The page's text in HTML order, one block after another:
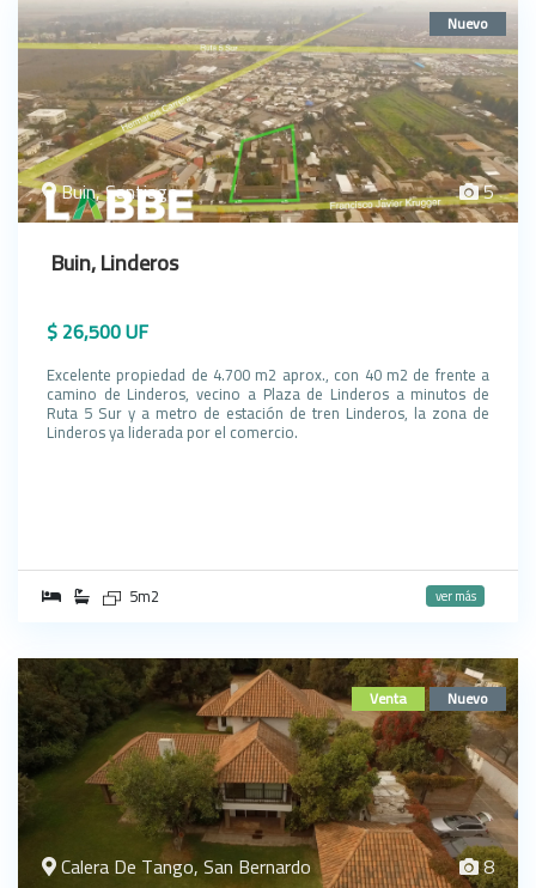
Nuevo
Buin, Santiago 5
Buin, Linderos
$ 26,500 UF
Excelente propiedad de 4.700 m2 aprox., con 40 m2 de frente a
camino de Linderos, vecino a Plaza de Linderos a minutos de
Ruta 5 Sur y a metro de estación de tren Linderos, la zona de
Linderos ya liderada por el comercio.
5m2 ver más
Venta Nuevo
Calera De Tango, San Bernardo 8